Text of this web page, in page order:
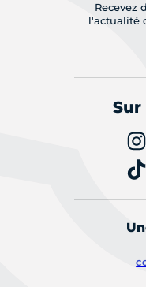
Recevez
l'actualité
Sur